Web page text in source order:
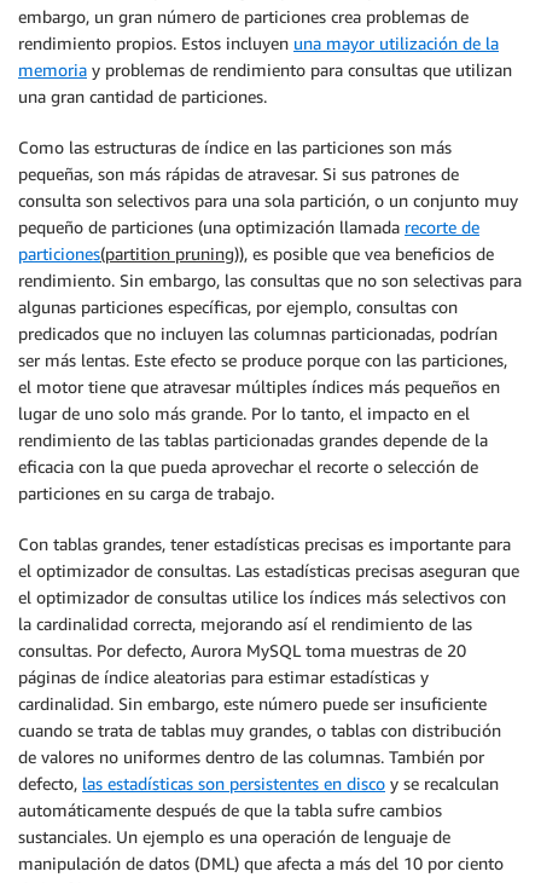
embargo, un gran número de particiones crea problemas de
rendimiento propios. Estos incluyen una mayor utilización de la
memoria y problemas de rendimiento para consultas que utilizan
una gran cantidad de particiones.
Como las estructuras de índice en las particiones son más
pequeñas, son más rápidas de atravesar. Si sus patrones de
consulta son selectivos para una sola partición, o un conjunto muy
pequeño de particiones (una optimización llamada recorte de
particiones(partition pruning)), es posible que vea beneficios de
rendimiento. Sin embargo, las consultas que no son selectivas para
algunas particiones específicas, por ejemplo, consultas con
predicados que no incluyen las columnas particionadas, podrían
ser más lentas. Este efecto se produce porque con las particiones,
el motor tiene que atravesar múltiples índices más pequeños en
lugar de uno solo más grande. Por lo tanto, el impacto en el
rendimiento de las tablas particionadas grandes depende de la
eficacia con la que pueda aprovechar el recorte o selección de
particiones en su carga de trabajo.
Con tablas grandes, tener estadísticas precisas es importante para
el optimizador de consultas. Las estadísticas precisas aseguran que
el optimizador de consultas utilice los índices más selectivos con
la cardinalidad correcta, mejorando así el rendimiento de las
consultas. Por defecto, Aurora MySQL toma muestras de 20
páginas de índice aleatorias para estimar estadísticas y
cardinalidad. Sin embargo, este número puede ser insuficiente
cuando se trata de tablas muy grandes, o tablas con distribución
de valores no uniformes dentro de las columnas. También por
defecto, las estadísticas son persistentes en disco y se recalculan
automáticamente después de que la tabla sufre cambios
sustanciales. Un ejemplo es una operación de lenguaje de
manipulación de datos (DML) que afecta a más del 10 por ciento